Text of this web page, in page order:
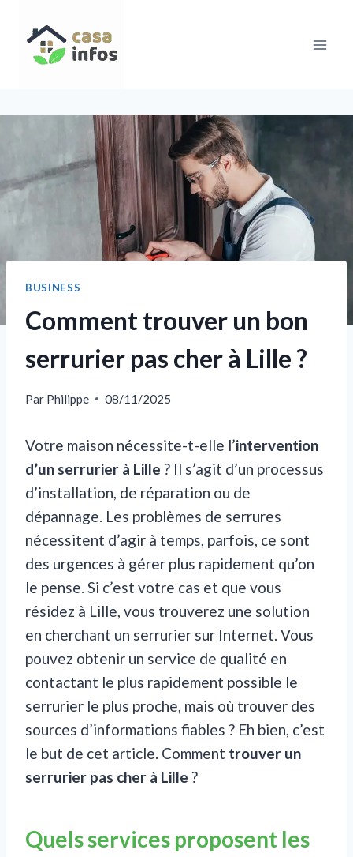
contenu
BUSINESS
Comment trouver un bon
serrurier pas cher à Lille ?
Par Philippe 08/11/2025
Votre maison nécessite-t-elle l’intervention
d’un serrurier à Lille ? Il s’agit d’un processus
d’installation, de réparation ou de
dépannage. Les problèmes de serrures
nécessitent d’agir à temps, parfois, ce sont
des urgences à gérer plus rapidement qu’on
le pense. Si c’est votre cas et que vous
résidez à Lille, vous trouverez une solution
en cherchant un serrurier sur Internet. Vous
pouvez obtenir un service de qualité en
contactant le plus rapidement possible le
serrurier le plus proche, mais où trouver des
sources d’informations fiables ? Eh bien, c’est
le but de cet article. Comment trouver un
serrurier pas cher à Lille ?
Quels services proposent les